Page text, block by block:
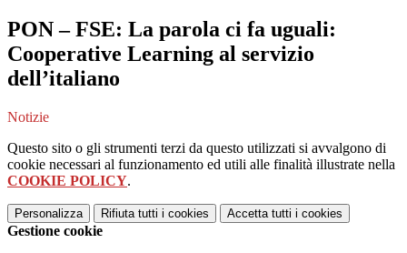
PON – FSE: La parola ci fa uguali:
Cooperative Learning al servizio
dell’italiano
Notizie
Questo sito o gli strumenti terzi da questo utilizzati si avvalgono di
cookie necessari al funzionamento ed utili alle finalità illustrate nella
COOKIE POLICY.
Personalizza Rifiuta tutti i cookies Accetta tutti i cookies
Gestione cookie